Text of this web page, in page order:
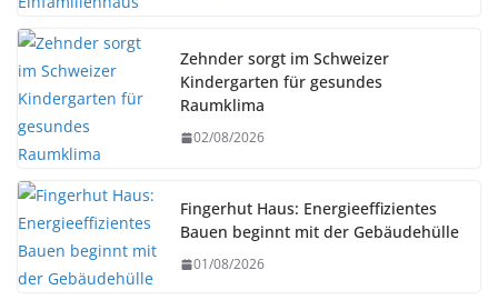
Zehnder sorgt im Schweizer
Kindergarten für gesundes
Raumklima
02/08/2026
Fingerhut Haus: Energieeffizientes
Bauen beginnt mit der Gebäudehülle
01/08/2026